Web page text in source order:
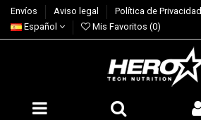
Envíos Aviso legal
Política de Privacidad
Español
Mis Favoritos (0)